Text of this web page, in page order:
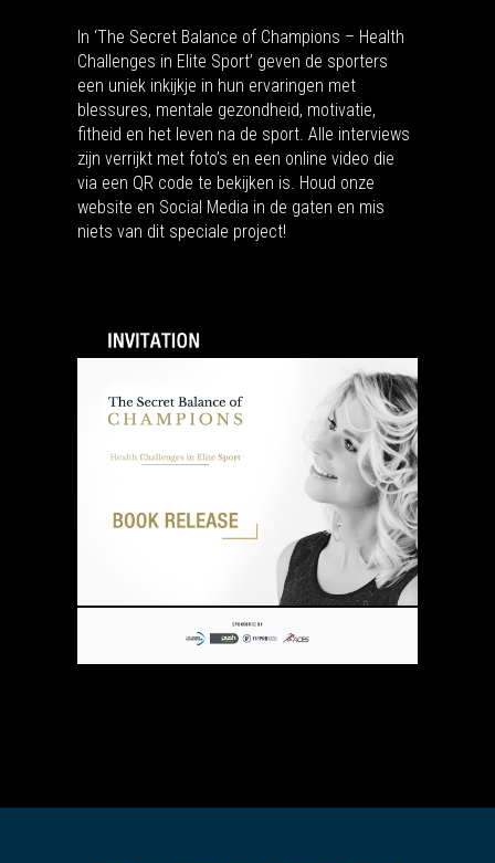
In ‘The Secret Balance of Champions – Health
Challenges in Elite Sport’ geven de sporters
een uniek inkijkje in hun ervaringen met
blessures, mentale gezondheid, motivatie,
fitheid en het leven na de sport. Alle interviews
zijn verrijkt met foto’s en een online video die
via een QR code te bekijken is. Houd onze
website en Social Media in de gaten en mis
niets van dit speciale project!